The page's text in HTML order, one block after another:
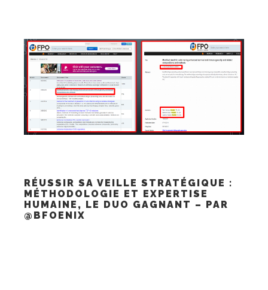
RÉUSSIR SA VEILLE STRATÉGIQUE :
MÉTHODOLOGIE ET EXPERTISE
HUMAINE, LE DUO GAGNANT – PAR
@BFOENIX